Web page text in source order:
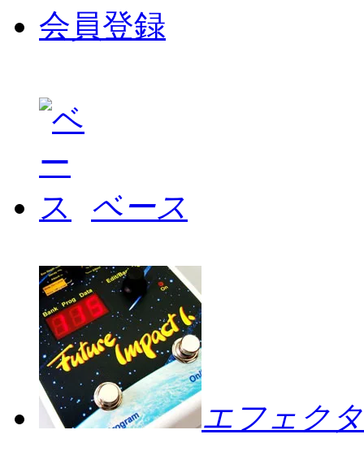
会員登録
ベース
エフェク